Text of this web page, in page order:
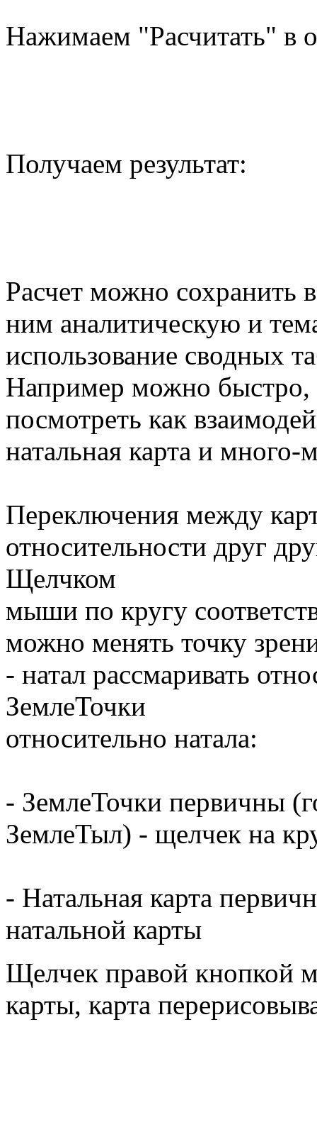
Нажимаем "Расчитать" в
Получаем результат:
Расчет можно сохранить
ним аналитическую и
использование сводных
Например можно быстро,
посмотреть как
натальная карта и много-
Переключения между
относительности друг
Щелчком
мыши по кругу
можно менять точку
- натал рассмаривать
ЗемлеТочки
относительно натала:
- ЗемлеТочки первичны
ЗемлеТыл) - щелчек на
- Натальная карта
натальной карты
Щелчек правой кнопкой
карты, карта